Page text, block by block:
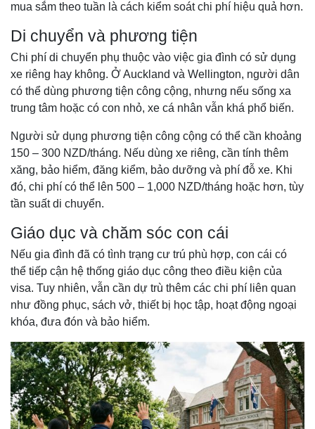
mua sắm theo tuần là cách kiểm soát chi phí hiệu quả hơn.
Di chuyển và phương tiện
Chi phí di chuyển phụ thuộc vào việc gia đình có sử dụng
xe riêng hay không. Ở Auckland và Wellington, người dân
có thể dùng phương tiện công cộng, nhưng nếu sống xa
trung tâm hoặc có con nhỏ, xe cá nhân vẫn khá phổ biến.
Người sử dụng phương tiện công cộng có thể cần khoảng
150 – 300 NZD/tháng. Nếu dùng xe riêng, cần tính thêm
xăng, bảo hiểm, đăng kiểm, bảo dưỡng và phí đỗ xe. Khi
đó, chi phí có thể lên 500 – 1,000 NZD/tháng hoặc hơn, tùy
tần suất di chuyển.
Giáo dục và chăm sóc con cái
Nếu gia đình đã có tình trạng cư trú phù hợp, con cái có
thể tiếp cận hệ thống giáo dục công theo điều kiện của
visa. Tuy nhiên, vẫn cần dự trù thêm các chi phí liên quan
như đồng phục, sách vở, thiết bị học tập, hoạt động ngoại
khóa, đưa đón và bảo hiểm.